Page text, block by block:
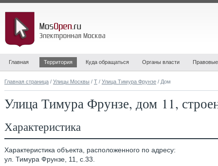
Главная Территория Куда обращаться Органы власти
Главная страница / Улицы Москвы / Т / Улица Тимура Фрунзе / Дом
Улица Тимура Фрунзе, дом 11,
Характеристика
Характеристика объекта, расположенного по адресу:
ул. Тимура Фрунзе, 11, с.33.